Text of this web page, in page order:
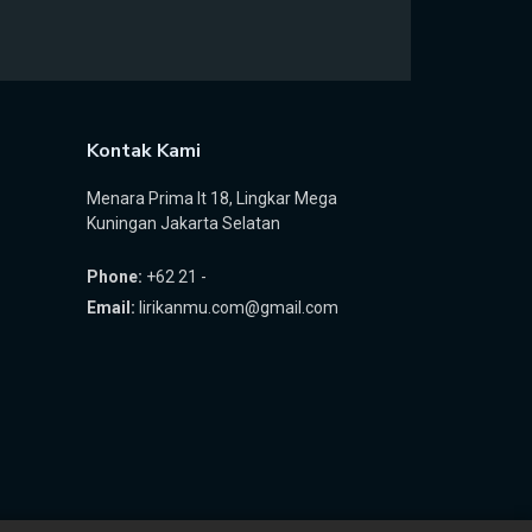
Kontak Kami
Menara Prima lt 18, Lingkar Mega
Kuningan Jakarta Selatan
Phone: +62 21 -
Email: lirikanmu.com@gmail.com